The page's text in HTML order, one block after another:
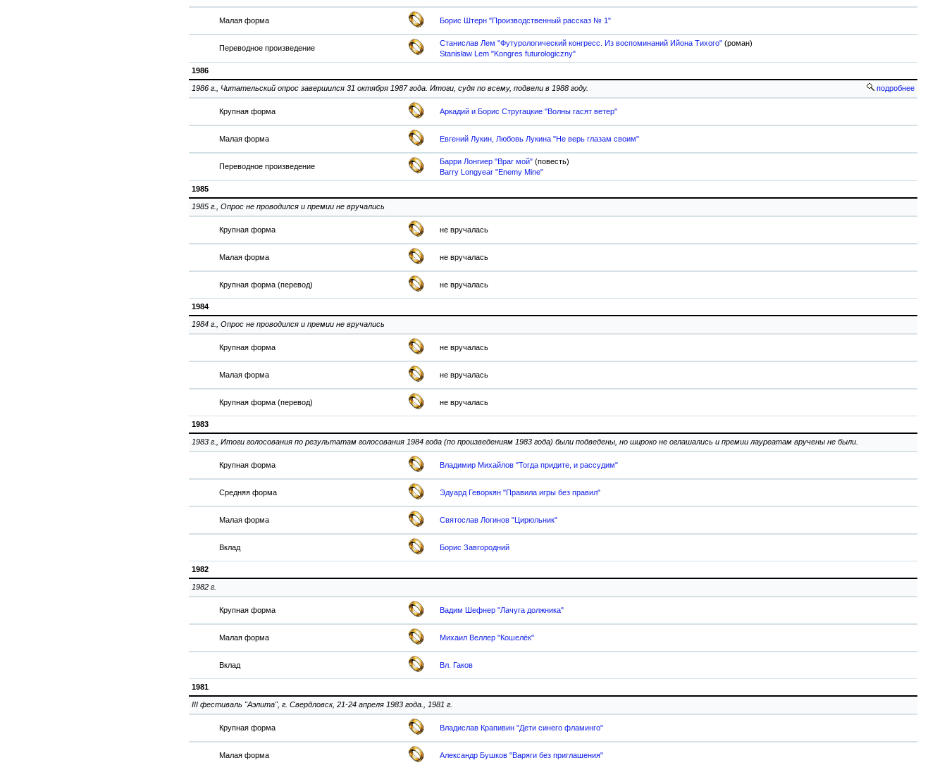
Малая форма Борис Штерн "Производственный рассказ № 1"
Переводное произведение
Станислав Лем "Футурологический конгресс. Из воспоминаний Ийона Тихого" (роман)
Stanisław Lem "Kongres futurologiczny"
1986
подробнее
1986 г., Читательский опрос завершился 31 октября 1987 года. Итоги, судя по всему, подвели в 1988 году.
Крупная форма Аркадий и Борис Стругацкие "Волны гасят ветер"
Малая форма Евгений Лукин, Любовь Лукина "Не верь глазам своим"
Переводное произведение
Барри Лонгиер "Враг мой" (повесть)
Barry Longyear "Enemy Mine"
1985
1985 г., Опрос не проводился и премии не вручались
Крупная форма не вручалась
Малая форма не вручалась
Крупная форма (перевод) не вручалась
1984
1984 г., Опрос не проводился и премии не вручались
Крупная форма не вручалась
Малая форма не вручалась
Крупная форма (перевод) не вручалась
1983
1983 г., Итоги голосования по результатам голосования 1984 года (по произведениям 1983 года) были подведены, но широко не оглашались и премии лауреатам вручены не были.
Крупная форма Владимир Михайлов "Тогда придите, и рассудим"
Средняя форма Эдуард Геворкян "Правила игры без правил"
Малая форма Святослав Логинов "Цирюльник"
Вклад Борис Завгородний
1982
1982 г.
Крупная форма Вадим Шефнер "Лачуга должника"
Малая форма Михаил Веллер "Кошелёк"
Вклад Вл. Гаков
1981
III фестиваль "Аэлита", г. Свердловск, 21-24 апреля 1983 года., 1981 г.
Крупная форма Владислав Крапивин "Дети синего фламинго"
Малая форма Александр Бушков "Варяги без приглашения"